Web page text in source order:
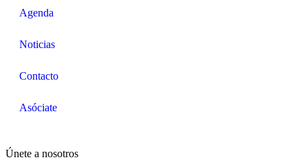
Agenda
Noticias
Contacto
Asóciate
Únete a nosotros